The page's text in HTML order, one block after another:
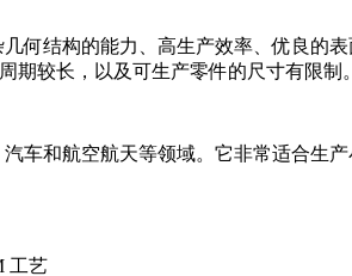
何结构的能力、高生产效率、优良的
期较长，以及可生产零件的尺寸有限制。
车和航空航天等领域。它非常适合生
工艺